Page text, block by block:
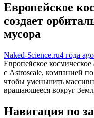
Европейское
создает
мусора
Naked-Science.ru4 года ago
Европейское
с Astroscale, компанией
чтобы уменьшить
вращающееся вокруг
Навигация по